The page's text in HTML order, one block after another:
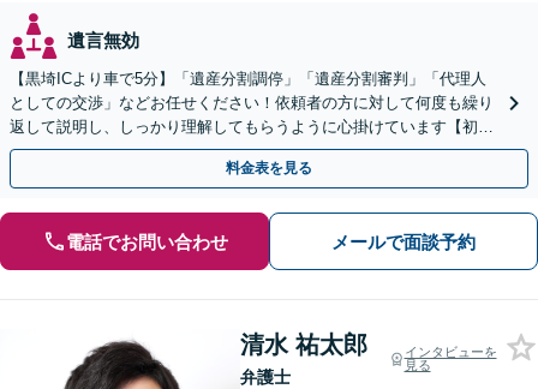
遺言無効
【黒埼ICより車で5分】「遺産分割調停」「遺産分割審判」「代理人
としての交渉」などお任せください！依頼者の方に対して何度も繰り
返して説明し、しっかり理解してもらうように心掛けています【初回
相談は無料】
料金表を見る
電話でお問い合わせ メールで面談予約
清水 祐太郎
弁護士
インタビューを
見る